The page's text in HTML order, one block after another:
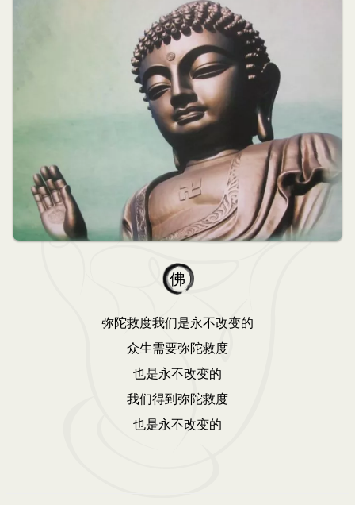
佛
弥陀救度我们是永不改变的
众生需要弥陀救度
也是永不改变的
我们得到弥陀救度
也是永不改变的